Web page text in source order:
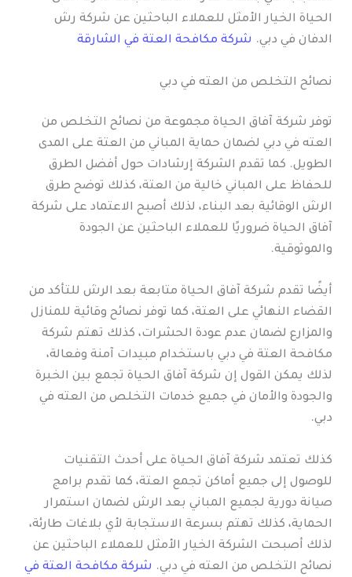
الحياة الخيار الأمثل للعملاء الباحثين عن شركة رش
الدفان في دبي. شركة مكافحة العتة في الشارقة
نصائح التخلص من العته في دبي
توفر شركة آفاق الحياة مجموعة من نصائح التخلص من
العته في دبي لضمان حماية المباني من العتة على المدى
الطويل. كما تقدم الشركة إرشادات حول أفضل الطرق
للحفاظ على المباني خالية من العتة، كذلك توضح طرق
الرش الوقائية بعد البناء، لذلك أصبح الاعتماد على شركة
آفاق الحياة ضروريًا للعملاء الباحثين عن الجودة
والموثوقية.
أيضًا تقدم شركة آفاق الحياة متابعة بعد الرش للتأكد من
القضاء النهائي على العتة، كما توفر نصائح وقائية للمنازل
والمزارع لضمان عدم عودة الحشرات، كذلك تهتم شركة
مكافحة العتة في دبي باستخدام مبيدات آمنة وفعالة،
لذلك يمكن القول إن شركة آفاق الحياة تجمع بين الخبرة
والجودة والأمان في جميع خدمات التخلص من العته في
دبي.
كذلك تعتمد شركة آفاق الحياة على أحدث التقنيات
للوصول إلى جميع أماكن تجمع العتة، كما تقدم برامج
صيانة دورية لجميع المباني بعد الرش لضمان استمرار
الحماية، كذلك تهتم بسرعة الاستجابة لأي بلاغات طارئة،
لذلك أصبحت الشركة الخيار الأمثل للعملاء الباحثين عن
نصائح التخلص من العته في دبي. شركة مكافحة العتة في